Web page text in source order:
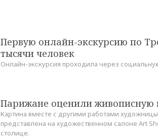
Первую онлайн-экскурсию по
тысячи человек
Онлайн-экскурсия проходила через
Парижане оценили живописную
Картина вместе с другими работами
представлена на художественном салоне Art
столице.